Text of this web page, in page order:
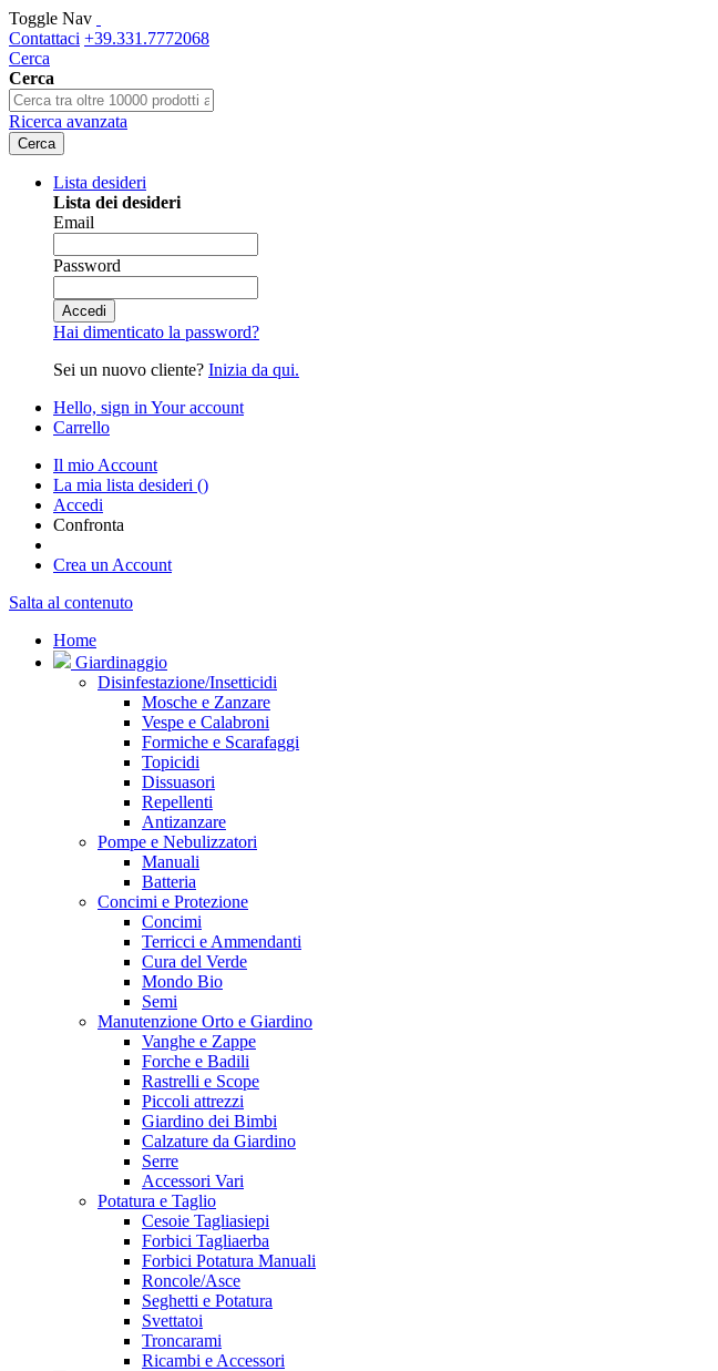
Toggle Nav
Contattaci +39.331.7772068
Cerca
Cerca
Ricerca avanzata
Cerca
Lista desideri
Lista dei desideri
Email
Password
Accedi
Hai dimenticato la password?
Sei un nuovo cliente? Inizia da qui.
Hello, sign in Your account
Carrello
Il mio Account
La mia lista desideri ()
Accedi
Confronta
Crea un Account
Salta al contenuto
Home
Giardinaggio
Disinfestazione/Insetticidi
Mosche e Zanzare
Vespe e Calabroni
Formiche e Scarafaggi
Topicidi
Dissuasori
Repellenti
Antizanzare
Pompe e Nebulizzatori
Manuali
Batteria
Concimi e Protezione
Concimi
Terricci e Ammendanti
Cura del Verde
Mondo Bio
Semi
Manutenzione Orto e Giardino
Vanghe e Zappe
Forche e Badili
Rastrelli e Scope
Piccoli attrezzi
Giardino dei Bimbi
Calzature da Giardino
Serre
Accessori Vari
Potatura e Taglio
Cesoie Tagliasiepi
Forbici Tagliaerba
Forbici Potatura Manuali
Roncole/Asce
Seghetti e Potatura
Svettatoi
Troncarami
Ricambi e Accessori